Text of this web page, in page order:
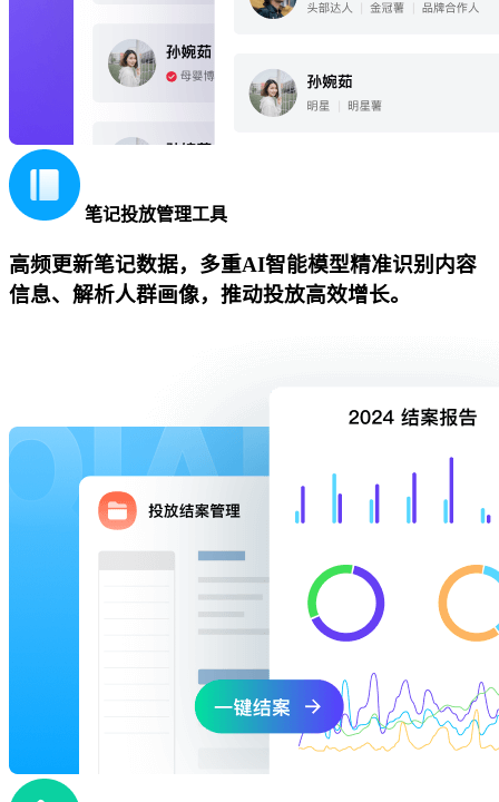
笔记投放管理工具
高频更新笔记数据，多重AI智能模型精准识别内容
信息、解析人群画像，推动投放高效增长。